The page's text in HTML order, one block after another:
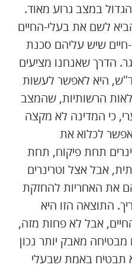
במצב גרוע מאוד.
לשם את בעלי-החיים
שיש עליהם סכנת
הדרך שאנחנו מציעים
היא לאפשר לעשות
הרשותיות, שהמצב
כי המדינה לא מקצה
לכלוא את
תחת פיקוח, תחת
אבל אצל וטרינרים
את האחריות להחזקת
התוצאה הזו היא
אבל לא פחות מזה,
מאבק יותר נכון
תבטיח באמת שבעלי